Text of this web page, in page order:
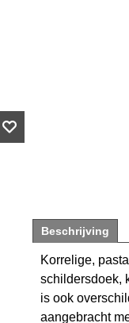
Beschrijving
Korrelige,
schildersdoek,
is ook
aangebracht